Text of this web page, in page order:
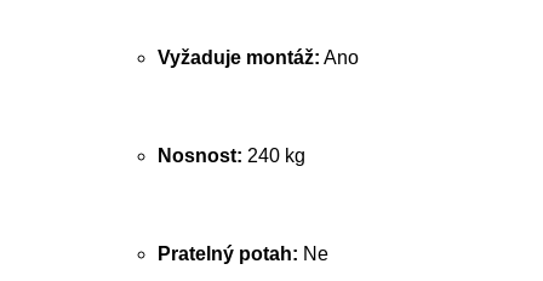
Vyžaduje montáž: Ano
Nosnost: 240 kg
Pratelný potah: Ne